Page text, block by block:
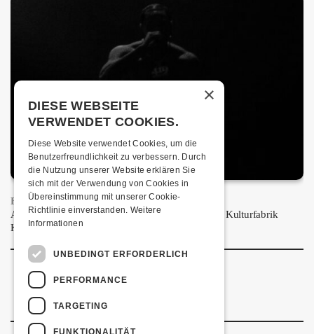
FRISCH BESTÄTIGT: PRONTO
Am Samstag, 20. März 2027 kommt Pronto in die Kulturfabrik
Kofmehl!
×
DIESE WEBSEITE
VERWENDET COOKIES.
Diese Website verwendet Cookies, um die
Benutzerfreundlichkeit zu verbessern. Durch
die Nutzung unserer Website erklären Sie
sich mit der Verwendung von Cookies in
Übereinstimmung mit unserer Cookie-
Richtlinie einverstanden. Weitere
Informationen
UNBEDINGT ERFORDERLICH
PERFORMANCE
TARGETING
FUNKTIONALITÄT